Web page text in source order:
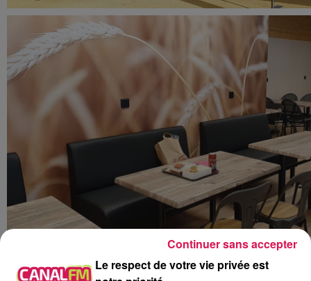
Le respect de votre vie privée est
Continuer sans accepter